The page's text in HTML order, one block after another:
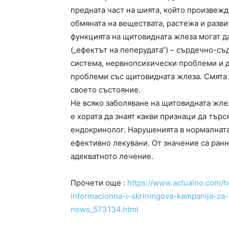
предната част на шията, който
обмяната на веществата, растежа и
функцията на щитовидната жлеза могат
(„ефектът на пеперудата“) – сърдечно-
система, нервнопсихически проблеми
проблеми със щитовидната жлеза. Смята
своето състояние.
Не всяко заболяване на щитовидната
е хората да знаят какви признаци да
ендокринолог. Нарушенията в
ефективно лекувани. От значение са
адекватното лечение.
Прочети още : https://www.actualno.com/
informacionna-i-skriningova-kampanija-
news_573134.html